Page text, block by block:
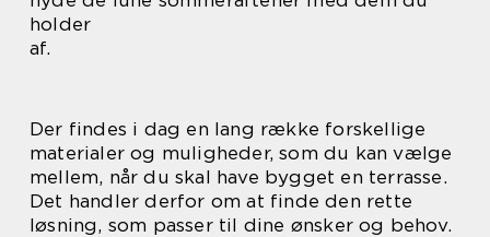
holder
af.
Der findes i dag en lang række forskellige
materialer og muligheder, som du kan vælge
mellem, når du skal have bygget en terrasse.
Det handler derfor om at finde den rette
løsning, som passer til dine ønsker og behov.